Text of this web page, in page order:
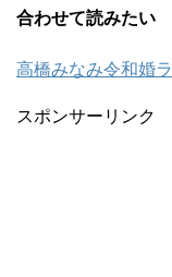
合わせて読みたい
高橋みなみ令和婚
スポンサーリンク